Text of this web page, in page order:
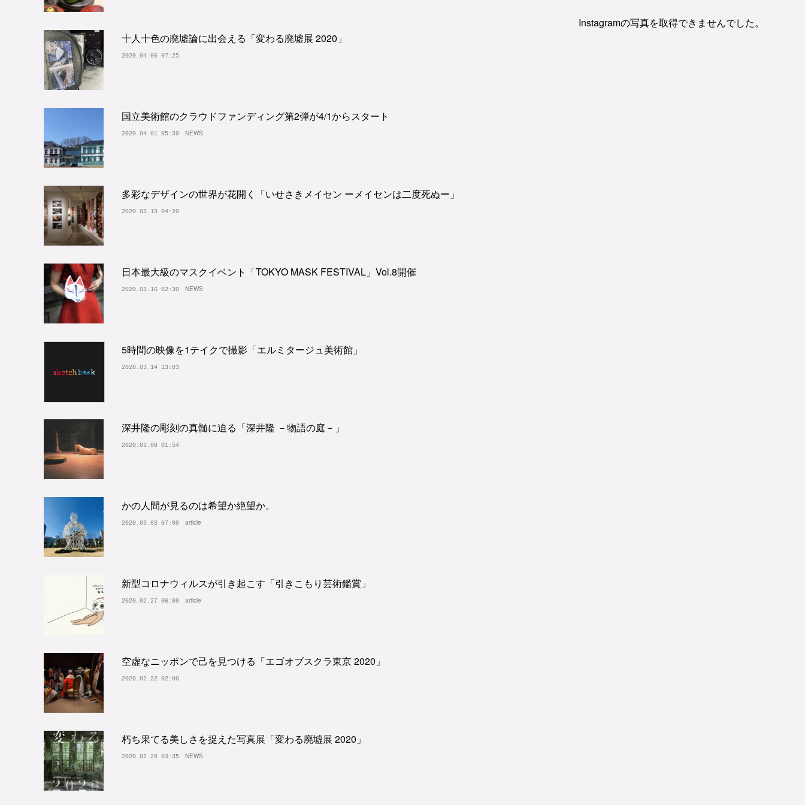
十人十色の廃墟論に出会える「変わる廃墟展 2020」
2020.04.06 07:25
国立美術館のクラウドファンディング第2弾が4/1からスタート
2020.04.01 05:39 NEWS
多彩なデザインの世界が花開く「いせさきメイセン ーメイセンは二度死ぬー」
2020.03.19 04:20
日本最大級のマスクイベント「TOKYO MASK FESTIVAL」Vol.8開催
2020.03.16 02:30 NEWS
5時間の映像を1テイクで撮影「エルミタージュ美術館」
2020.03.14 13:03
深井隆の彫刻の真髄に迫る「深井隆 －物語の庭－」
2020.03.08 01:54
かの人間が見るのは希望か絶望か。
2020.03.03 07:00 article
新型コロナウィルスが引き起こす「引きこもり芸術鑑賞」
2020.02.27 06:00 article
空虚なニッポンで己を見つける「エゴオブスクラ東京 2020」
2020.02.22 02:00
朽ち果てる美しさを捉えた写真展「変わる廃墟展 2020」
2020.02.20 03:35 NEWS
Instagramの写真を取得できませんでした。